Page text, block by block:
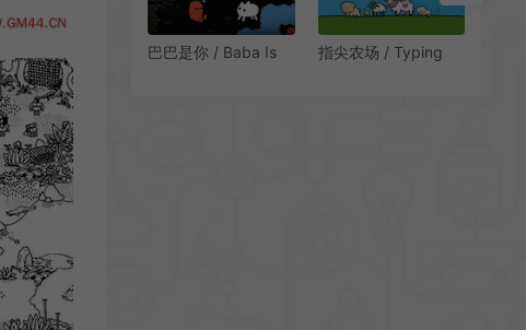
巴巴是你 / Baba Is
指尖农场 / Typing